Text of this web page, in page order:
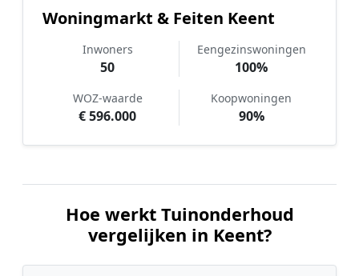
Woningmarkt & Feiten Keent
Inwoners
50
Eengezinswoningen
100%
WOZ-waarde
€ 596.000
Koopwoningen
90%
Hoe werkt Tuinonderhoud
vergelijken in Keent?